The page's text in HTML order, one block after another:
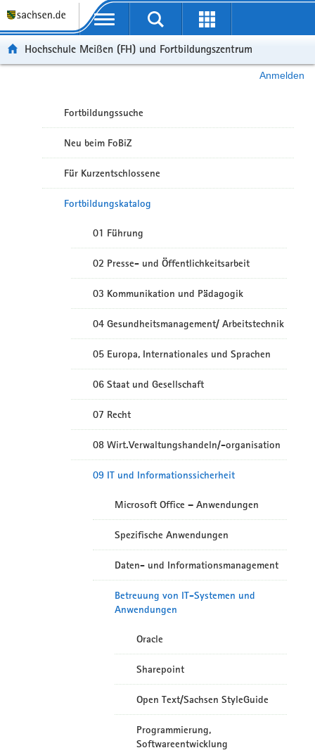
Portalübergreifende Navigation
Hochschule Meißen (FH) und Fortbildungszentrum
Anmelden
Fortbildungssuche
Neu beim FoBiZ
Für Kurzentschlossene
Fortbildungskatalog
01 Führung
02 Presse- und Öffentlichkeitsarbeit
03 Kommunikation und Pädagogik
04 Gesundheitsmanagement/ Arbeitstechnik
05 Europa, Internationales und Sprachen
06 Staat und Gesellschaft
07 Recht
08 Wirt.Verwaltungshandeln/-organisation
09 IT und Informationssicherheit
Microsoft Office – Anwendungen
Spezifische Anwendungen
Daten- und Informationsmanagement
Betreuung von IT-Systemen und
Anwendungen
Oracle
Sharepoint
Open Text/Sachsen StyleGuide
Programmierung,
Softwareentwicklung